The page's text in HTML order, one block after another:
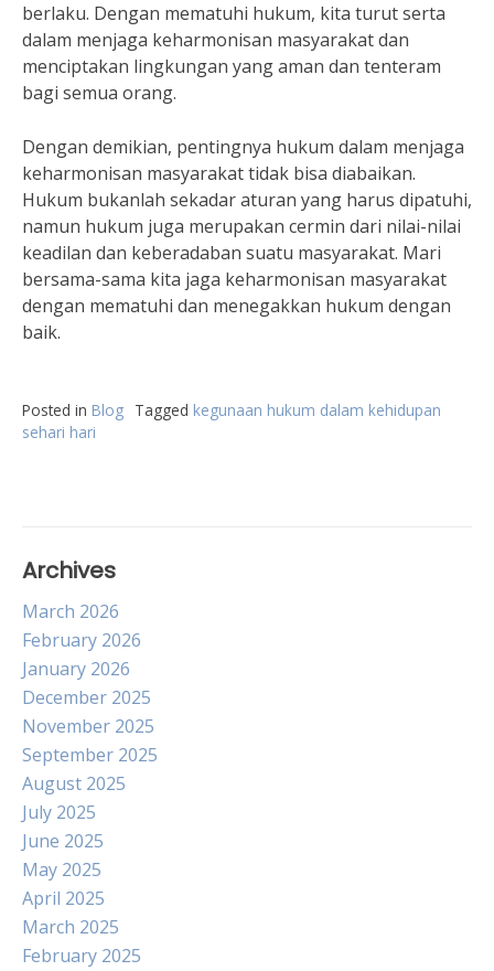
berlaku. Dengan mematuhi hukum, kita turut serta
dalam menjaga keharmonisan masyarakat dan
menciptakan lingkungan yang aman dan tenteram
bagi semua orang.
Dengan demikian, pentingnya hukum dalam menjaga
keharmonisan masyarakat tidak bisa diabaikan.
Hukum bukanlah sekadar aturan yang harus dipatuhi,
namun hukum juga merupakan cermin dari nilai-nilai
keadilan dan keberadaban suatu masyarakat. Mari
bersama-sama kita jaga keharmonisan masyarakat
dengan mematuhi dan menegakkan hukum dengan
baik.
Posted in Blog Tagged kegunaan hukum dalam kehidupan
sehari hari
Archives
March 2026
February 2026
January 2026
December 2025
November 2025
September 2025
August 2025
July 2025
June 2025
May 2025
April 2025
March 2025
February 2025